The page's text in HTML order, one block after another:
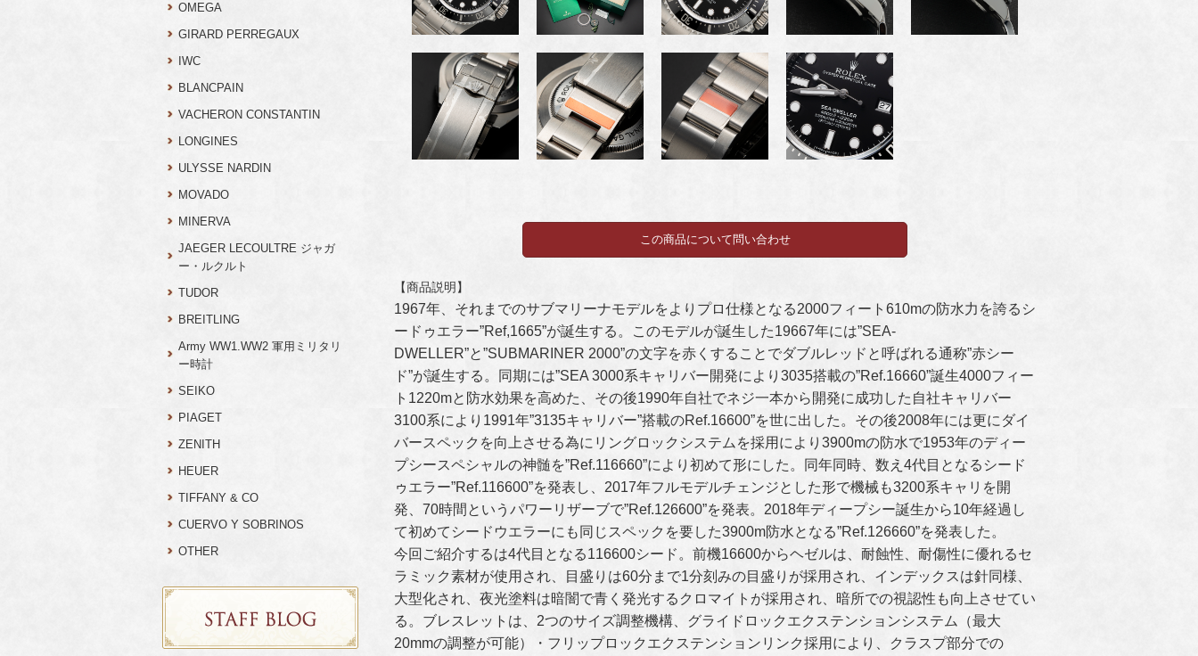
【商品説明】
1967年、それまでのサブマリーナモデルをよりプロ仕様となる2000フィート610mの防水力を誇るシ
ードゥエラー”Ref,1665”が誕生する。このモデルが誕生した19667年には”SEA-
DWELLER”と”SUBMARINER 2000”の文字を赤くすることでダブルレッドと呼ばれる通称”赤シー
ド”が誕生する。同期には”SEA 3000系キャリバー開発により3035搭載の”Ref.16660”誕生4000フィー
ト1220mと防水効果を高めた、その後1990年自社でネジ一本から開発に成功した自社キャリバー
3100系により1991年”3135キャリバー”搭載のRef.16600”を世に出した。その後2008年には更にダイ
バースペックを向上させる為にリングロックシステムを採用により3900mの防水で1953年のディー
プシースペシャルの神髄を”Ref.116660”により初めて形にした。同年同時、数え4代目となるシード
ゥエラー”Ref.116600”を発表し、2017年フルモデルチェンジとした形で機械も3200系キャリを開
発、70時間というパワーリザーブで”Ref.126600”を発表。2018年ディープシー誕生から10年経過し
て初めてシードウエラーにも同じスペックを要した3900m防水となる”Ref.126660”を発表した。
今回ご紹介するは4代目となる116600シード。前機16600からヘゼルは、耐蝕性、耐傷性に優れるセ
ラミック素材が使用され、目盛りは60分まで1分刻みの目盛りが採用され、インデックスは針同様、
大型化され、夜光塗料は暗闇で青く発光するクロマイトが採用され、暗所での視認性も向上させてい
る。ブレスレットは、2つのサイズ調整機構、グライドロックエクステンションシステム（最大
20mmの調整が可能）・フリップロックエクステンションリンク採用により、クラスプ部分での
OMEGA
GIRARD PERREGAUX
IWC
BLANCPAIN
VACHERON CONSTANTIN
LONGINES
ULYSSE NARDIN
MOVADO
MINERVA
JAEGER LECOULTRE ジャガ
ー・ルクルト
TUDOR
BREITLING
Army WW1.WW2 軍用ミリタリ
ー時計
SEIKO
PIAGET
ZENITH
HEUER
TIFFANY & CO
CUERVO Y SOBRINOS
OTHER